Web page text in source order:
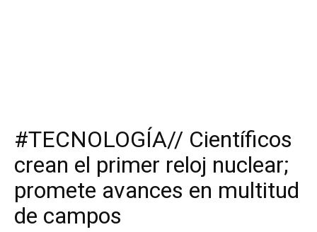
#TECNOLOGÍA// Científicos
crean el primer reloj nuclear;
promete avances en multitud
de campos